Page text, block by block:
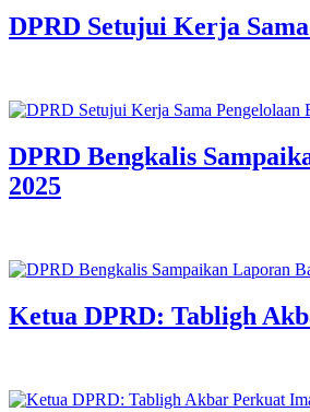
DPRD Setujui Kerja
DPRD Bengkalis
2025
Ketua DPRD: Tabligh